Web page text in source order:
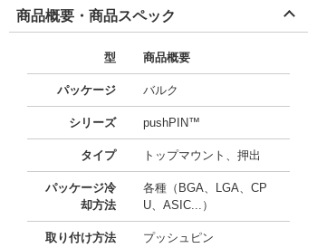
商品概要・商品スペック
型 商品概要
パッケージ バルク
シリーズ pushPIN™
タイプ トップマウント、押出
パッケージ冷
却方法
各種（BGA、LGA、CP
U、ASIC...）
取り付け方法 プッシュピン